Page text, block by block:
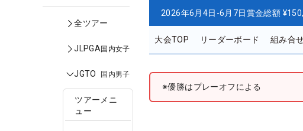
全ツアー
JLPGA国内女子
JGTO 国内男子
ツアーメニ
ュー
2026年6月4日-6月7日賞金総額
大会TOP リーダーボード 組み合
※優勝はプレーオフによる